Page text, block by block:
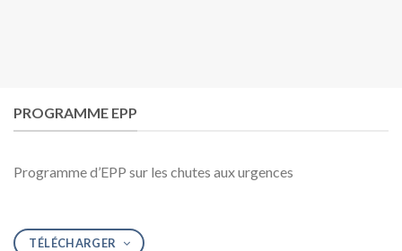
PROGRAMME EPP
Programme d’EPP sur les chutes aux urgences
TÉLÉCHARGER